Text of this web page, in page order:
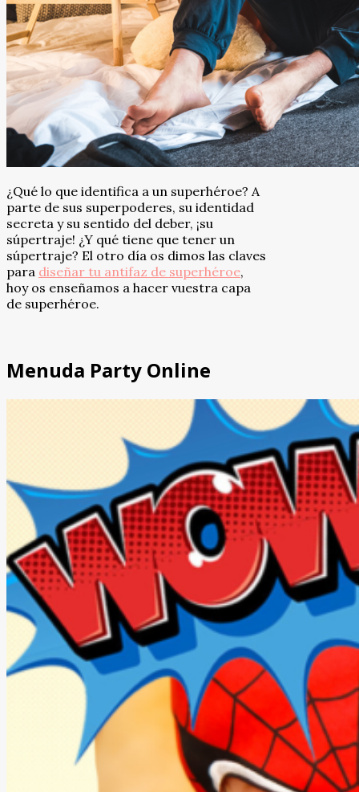
¿Qué lo que identifica a un superhéroe? A
parte de sus superpoderes, su identidad
secreta y su sentido del deber, ¡su
súpertraje! ¿Y qué tiene que tener un
súpertraje? El otro día os dimos las claves
para diseñar tu antifaz de superhéroe,
hoy os enseñamos a hacer vuestra capa
de superhéroe.
Menuda Party Online